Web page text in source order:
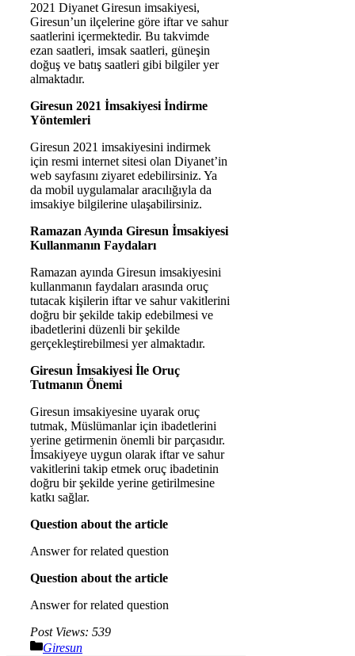
2021 Diyanet Giresun imsakiyesi,
Giresun’un ilçelerine göre iftar ve sahur
saatlerini içermektedir. Bu takvimde
ezan saatleri, imsak saatleri, güneşin
doğuş ve batış saatleri gibi bilgiler yer
almaktadır.
Giresun 2021 İmsakiyesi İndirme
Yöntemleri
Giresun 2021 imsakiyesini indirmek
için resmi internet sitesi olan Diyanet’in
web sayfasını ziyaret edebilirsiniz. Ya
da mobil uygulamalar aracılığıyla da
imsakiye bilgilerine ulaşabilirsiniz.
Ramazan Ayında Giresun İmsakiyesi
Kullanmanın Faydaları
Ramazan ayında Giresun imsakiyesini
kullanmanın faydaları arasında oruç
tutacak kişilerin iftar ve sahur vakitlerini
doğru bir şekilde takip edebilmesi ve
ibadetlerini düzenli bir şekilde
gerçekleştirebilmesi yer almaktadır.
Giresun İmsakiyesi İle Oruç
Tutmanın Önemi
Giresun imsakiyesine uyarak oruç
tutmak, Müslümanlar için ibadetlerini
yerine getirmenin önemli bir parçasıdır.
İmsakiyeye uygun olarak iftar ve sahur
vakitlerini takip etmek oruç ibadetinin
doğru bir şekilde yerine getirilmesine
katkı sağlar.
Question about the article
Answer for related question
Question about the article
Answer for related question
Post Views: 539
Kategoriler
Giresun